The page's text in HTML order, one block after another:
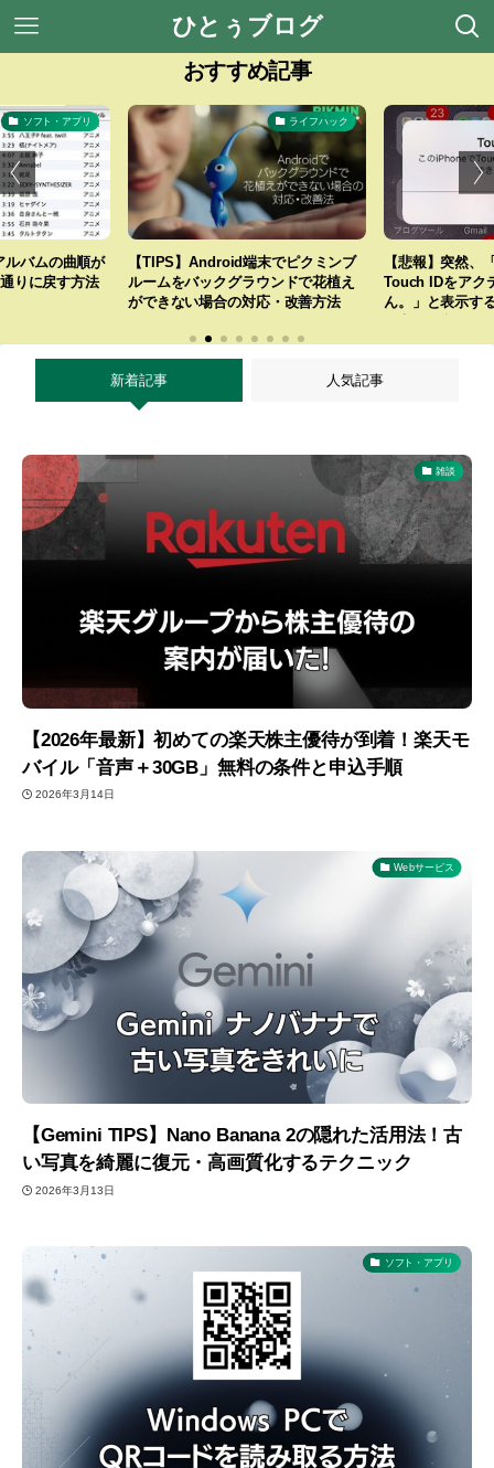
ひとぅブログ
おすすめ記事
ソフト・アプリ
バムの曲順が
りに戻す方法
ライフハック
【TIPS】Android端末でピクミンブ
ルームをバックグラウンドで花植え
ができない場合の対応・改善方法
【悲報】突然、
Touch IDをアク
ん。」と表示す
新着記事 人気記事
雑談
【2026年最新】初めての楽天株主優待が到着！楽天モ
バイル「音声＋30GB」無料の条件と申込手順
2026年3月14日
Webサービス
【Gemini TIPS】Nano Banana 2の隠れた活用法！古
い写真を綺麗に復元・高画質化するテクニック
2026年3月13日
ソフト・アプリ